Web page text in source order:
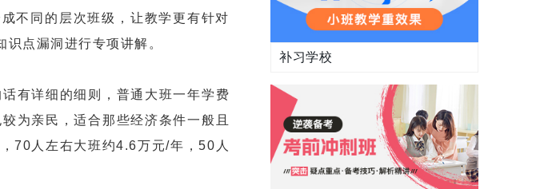
不同的层次班级，让教学更有针对
点漏洞进行专项讲解。
有详细的细则，普通大班一年学费
为亲民，适合那些经济条件一般且
70人左右大班约4.6万元/年，50人
补习学校